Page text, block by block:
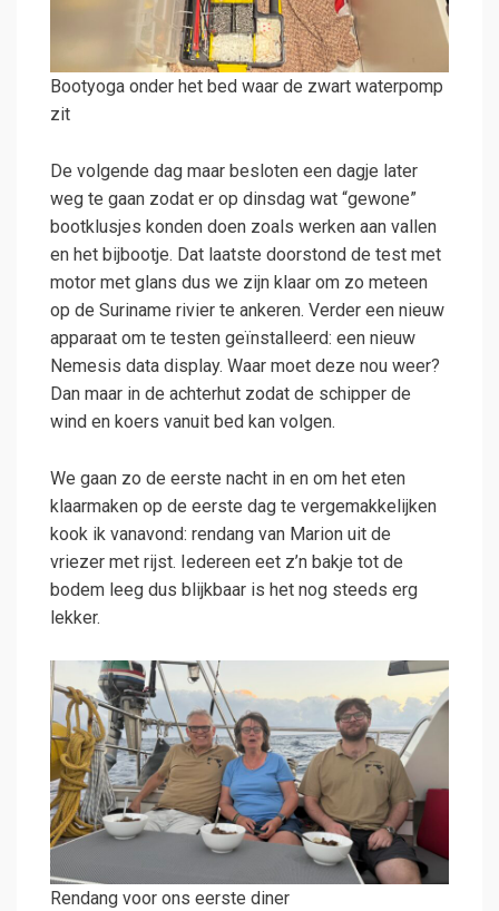
Bootyoga onder het bed waar de zwart waterpomp
zit
De volgende dag maar besloten een dagje later
weg te gaan zodat er op dinsdag wat “gewone”
bootklusjes konden doen zoals werken aan vallen
en het bijbootje. Dat laatste doorstond de test met
motor met glans dus we zijn klaar om zo meteen
op de Suriname rivier te ankeren. Verder een nieuw
apparaat om te testen geïnstalleerd: een nieuw
Nemesis data display. Waar moet deze nou weer?
Dan maar in de achterhut zodat de schipper de
wind en koers vanuit bed kan volgen.
We gaan zo de eerste nacht in en om het eten
klaarmaken op de eerste dag te vergemakkelijken
kook ik vanavond: rendang van Marion uit de
vriezer met rijst. Iedereen eet z’n bakje tot de
bodem leeg dus blijkbaar is het nog steeds erg
lekker.
Rendang voor ons eerste diner